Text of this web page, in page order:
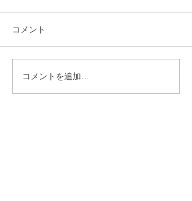
2025 POPUP SHOP INFO
コメント
コメントを追加…